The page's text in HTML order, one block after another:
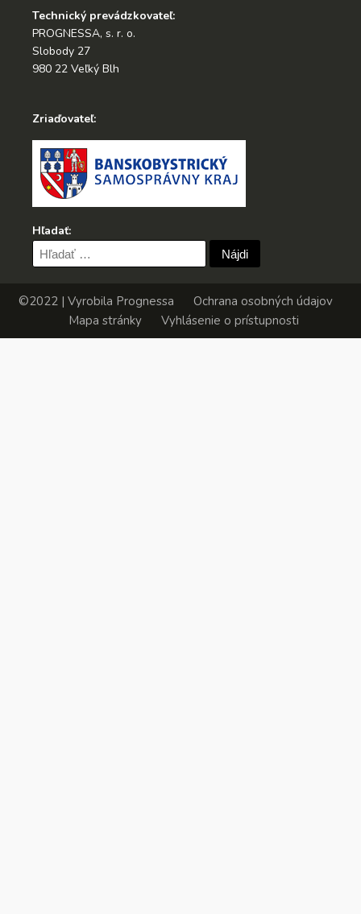
Technický prevádzkovateľ:
PROGNESSA, s. r. o.
Slobody 27
980 22 Veľký Blh
Zriaďovateľ:
Hľadať:
Hľadať:
©2022 | Vyrobila Prognessa
Ochrana osobných údajov
Mapa stránky
Vyhlásenie o prístupnosti